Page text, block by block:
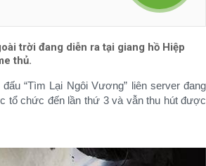
trời đang diễn ra tại giang hồ Hiệp
thủ.
“Tìm Lại Ngôi Vương” liên server đang
tổ chức đến lần thứ 3 và vẫn thu hút được